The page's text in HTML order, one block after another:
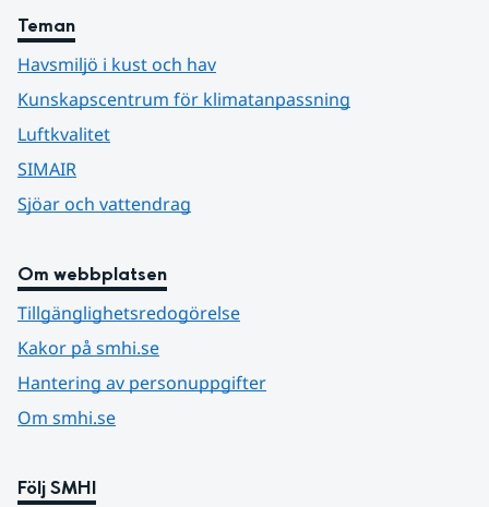
Teman
Havsmiljö i kust och hav
Kunskapscentrum för klimatanpassning
Luftkvalitet
SIMAIR
Sjöar och vattendrag
Om webbplatsen
Tillgänglighetsredogörelse
Kakor på smhi.se
Hantering av personuppgifter
Om smhi.se
Följ SMHI